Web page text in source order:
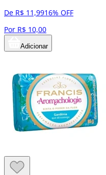
De R$ 11,9916% OFF
Por R$ 10,00
Adicionar